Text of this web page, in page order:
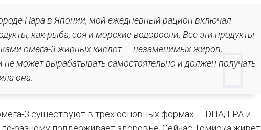
Нара в Японии, мой ежедневный рацион включал
как рыба, соя и морские водоросли. Все эти продукты
омега-3 жирных кислот — незаменимых жиров,
не может вырабатывать самостоятельно и должен получать
она.
3 существуют в трех основных формах — DHA, EPA и